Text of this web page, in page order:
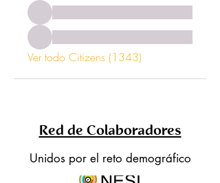
Ver todo Citizens (1343)
Red de Colaboradores
Unidos por el reto demográfico